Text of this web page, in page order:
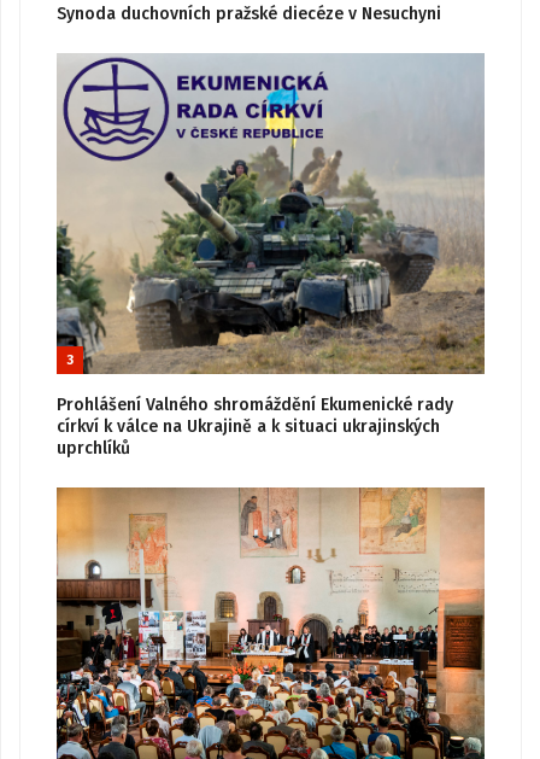
Synoda duchovních pražské diecéze v Nesuchyni
3
Prohlášení Valného shromáždění Ekumenické rady
církví k válce na Ukrajině a k situaci ukrajinských
uprchlíků